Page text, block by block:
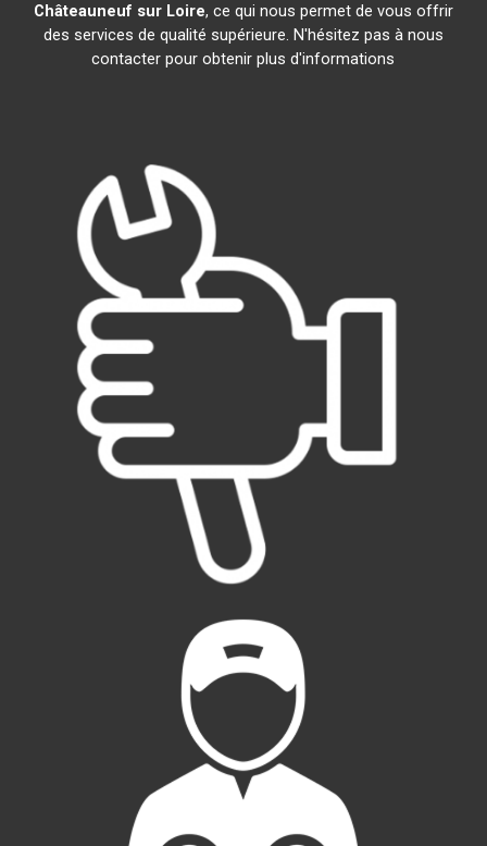
Châteauneuf sur Loire, ce qui nous permet de vous offrir
des services de qualité supérieure. N'hésitez pas à nous
contacter pour obtenir plus d'informations